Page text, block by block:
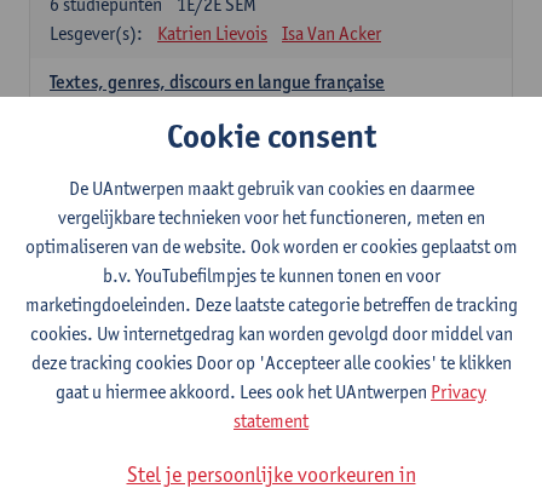
Lesgever(s):
Katrien Lievois Isa Van Acker
Textes, genres, discours en langue française
Kris Peeters
Spaans: verplichte opleidingsonderdelen
Gramática española 1
1E SEM
studiepunten
Lesgever(s):
Anne Verhaert
Gramática española 2
2E SEM
3studiepunten
Anne Verhaert
Lengua española: Destrezas básicas
Cookie consent
De UAntwerpen maakt gebruik van cookies en daarmee
vergelijkbare technieken voor het functioneren, meten en
optimaliseren van de website. Ook worden er cookies geplaatst om
b.v. YouTubefilmpjes te kunnen tonen en voor
marketingdoeleinden. Deze laatste categorie betreffen de tracking
cookies. Uw internetgedrag kan worden gevolgd door middel van
deze tracking cookies Door op 'Accepteer alle cookies' te klikken
gaat u hiermee akkoord. Lees ook het UAntwerpen Privacy
statement
Stel je persoonlijke voorkeuren in